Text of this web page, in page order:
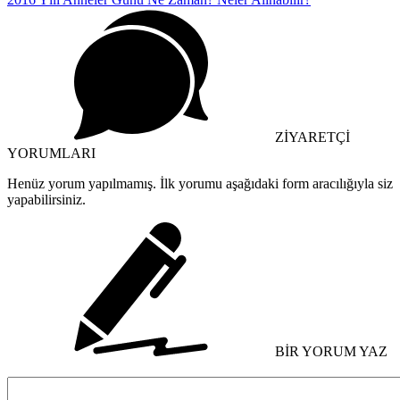
ZİYARETÇİ
YORUMLARI
Henüz yorum yapılmamış. İlk yorumu aşağıdaki form aracılığıyla siz
yapabilirsiniz.
BİR YORUM YAZ